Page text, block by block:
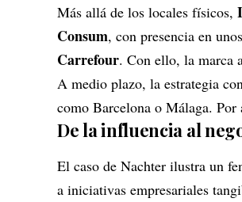
Más allá de los locales físicos,
Consum, con presencia en
Carrefour. Con ello, la marca
A medio plazo, la estrategia
como Barcelona o Málaga.
De la influencia al
El caso de Nachter ilustra un
a iniciativas empresariales